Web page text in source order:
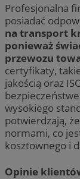
Profesjonalna
posiadać
na transport
ponieważ
przewozu
certyfikaty,
jakością oraz
wysokiego
potwierdzają,
normami, co
kosztownego i
Opinie